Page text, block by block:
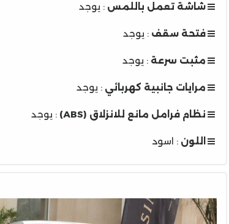
شاشة تعمل باللمس : يوجد
فتحة سقف : يوجد
مثبت سرعة : يوجد
مرايات جانبية كهربائي : يوجد
نظام فرامل مانع للانزلاق (ABS) : يوجد
اللون : اسود